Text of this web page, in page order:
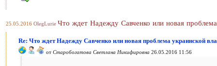
25.05.2016 OlegLurie Что ждет Надежду Савченко или новая проблема
Re: Что ждет Надежду Савченко или новая проблема украинской
от Старобогатова Светлана Никифировна 26.05.2016 11:56